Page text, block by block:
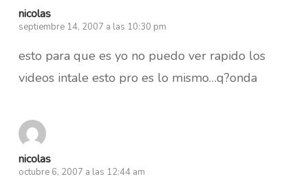
nicolas
septiembre 14, 2007 a las 10:30 pm
esto para que es yo no puedo ver rapido los
videos intale esto pro es lo mismo…q?onda
nicolas
octubre 6, 2007 a las 12:44 am